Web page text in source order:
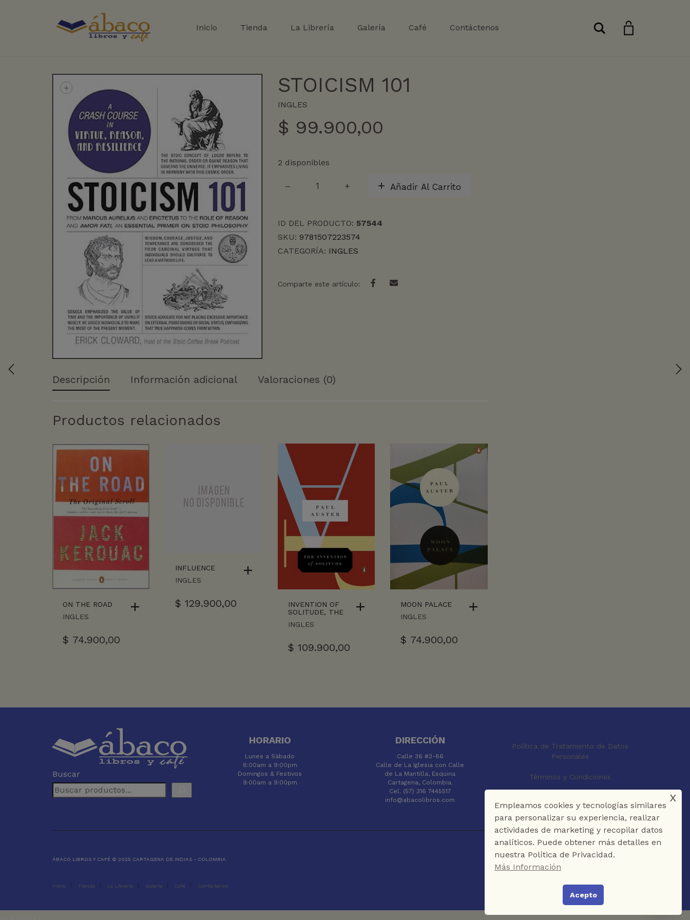
Inicio Tienda La Librería Galería Café Contáctenos Buscar
+ STOICISM 101
INGLES
$ 99.900,00
2 disponibles
101
Añadir Al Carrito
ID DEL PRODUCTO: 57544
SKU: 9781507223574
CATEGORÍA: INGLES
Comparte este artículo:
Descripción Información adicional Valoraciones (0)
Productos relacionados
ON THE ROAD
INGLES
$ 74.900,00
INFLUENCE
INGLES
$ 129.900,00
INVENTION OF
SOLITUDE, THE
INGLES
$ 109.900,00
MOON PALACE
INGLES
$ 74.900,00
Buscar
HORARIO
Lunes a Sábado
8:00am a 9:00pm
Domingos & Festivos
9:00am a 9:00pm
DIRECCIÓN
Calle 36 #3-86
Calle de La Iglesia con Calle
de La Mantilla, Esquina
Cartagena, Colombia.
Cel. (57) 316 7445517
info@abacolibros.com
Política de Tratamiento de Datos
Personales
Términos y Condiciones
ÁBACO LIBROS Y CAFÉ © 2025 CARTAGENA DE INDIAS - COLOMBIA
Inicio Tienda La Librería Galería Café Contáctenos
Empleamos cookies y tecnologías similares
para personalizar su experiencia, realizar
actividades de marketing y recopilar datos
analíticos. Puede obtener más detalles en
nuestra Política de Privacidad.
Más Información
Acepto
x